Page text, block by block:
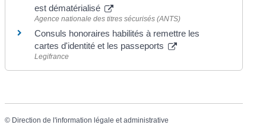
est dématérialisé
Agence nationale des titres sécurisés (ANTS)
Consuls honoraires habilités à remettre les
cartes d'identité et les passeports
Legifrance
© Direction de l'information légale et administrative